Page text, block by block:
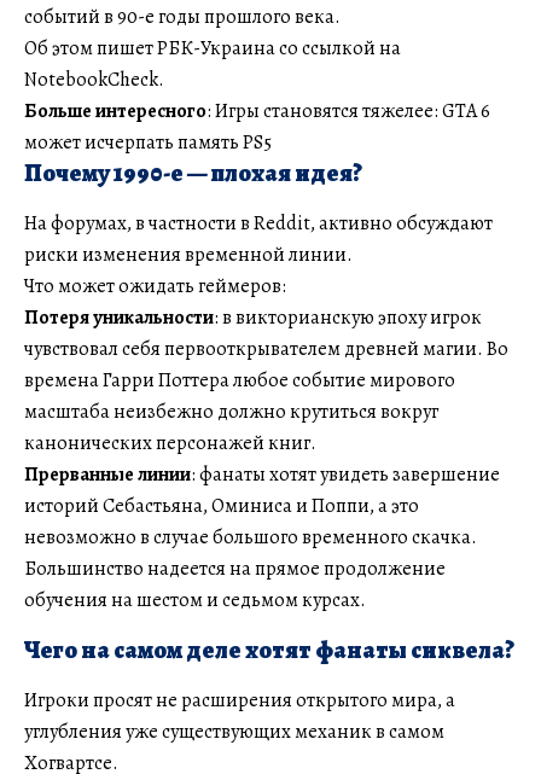
событий в 90-е годы прошлого века.
Об этом пишет РБК-Украина со ссылкой на
NotebookCheck.
Больше интересного: Игры становятся тяжелее: GTA 6
может исчерпать память PS5
Почему 1990-е — плохая идея?
На форумах, в частности в Reddit, активно обсуждают
риски изменения временной линии.
Что может ожидать геймеров:
Потеря уникальности: в викторианскую эпоху игрок
чувствовал себя первооткрывателем древней магии. Во
времена Гарри Поттера любое событие мирового
масштаба неизбежно должно крутиться вокруг
канонических персонажей книг.
Прерванные линии: фанаты хотят увидеть завершение
историй Себастьяна, Оминиса и Поппи, а это
невозможно в случае большого временного скачка.
Большинство надеется на прямое продолжение
обучения на шестом и седьмом курсах.
Чего на самом деле хотят фанаты сиквела?
Игроки просят не расширения открытого мира, а
углубления уже существующих механик в самом
Хогвартсе.